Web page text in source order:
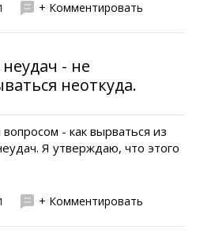
+ Комментировать
- не
неоткуда.
- как вырваться из
Я утверждаю, что этого
+ Комментировать